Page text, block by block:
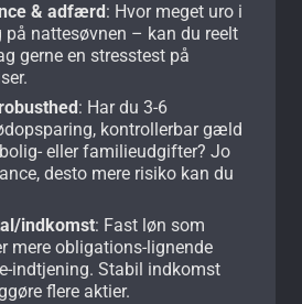
& adfærd: Hvor meget uro i
på nattesøvnen – kan du reelt
gerne en stresstest på
: Har du 3-6
kontrollerbar gæld
eller familieudgifter? Jo
desto mere risiko kan du
indkomst: Fast løn som
mere obligations-lignende
indtjening. Stabil indkomst
flere aktier.